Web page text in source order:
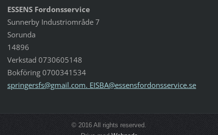
ESSENS Fordonsservice
Sunnerby Industriområde 7
Sorunda
14896
Verkstad 0730605148
Bokföring 0700341534
springersfs@gmail.com. EISBA@essensfordonsservice.se
© 2016 All rights reserved.